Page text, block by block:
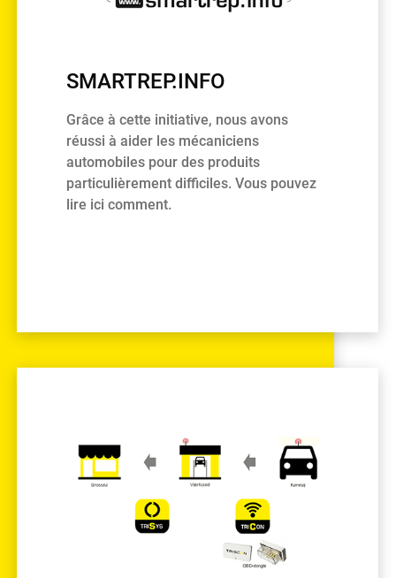
SMARTREP.INFO
Grâce à cette initiative, nous avons
réussi à aider les mécaniciens
automobiles pour des produits
particulièrement difficiles. Vous pouvez
lire ici comment.